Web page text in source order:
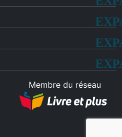
Membre du réseau